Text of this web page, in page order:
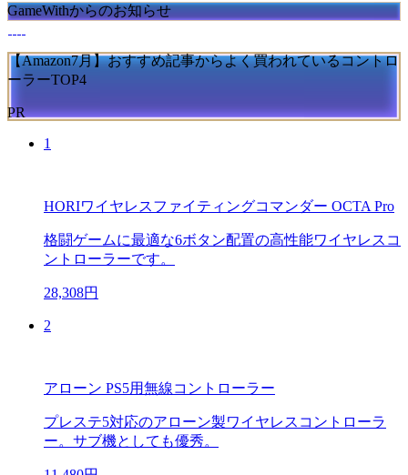
GameWithからのお知らせ
【Amazon7月】おすすめ記事からよく買われているコントロ
ーラーTOP4
PR
1
HORIワイヤレスファイティングコマンダー OCTA Pro
格闘ゲームに最適な6ボタン配置の高性能ワイヤレスコ
ントローラーです。
28,308円
2
アローン PS5用無線コントローラー
プレステ5対応のアローン製ワイヤレスコントローラ
ー。サブ機としても優秀。